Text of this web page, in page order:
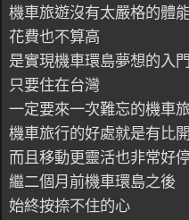
機車旅遊沒有太嚴格的體
花費也不算高
是實現機車環島夢想的入
只要住在台灣
一定要來一次難忘的機車
機車旅行的好處就是有比
而且移動更靈活也非常好
繼二個月前機車環島之後
始終按捺不住的心